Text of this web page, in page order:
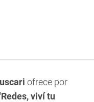
ofrece por
viví tu